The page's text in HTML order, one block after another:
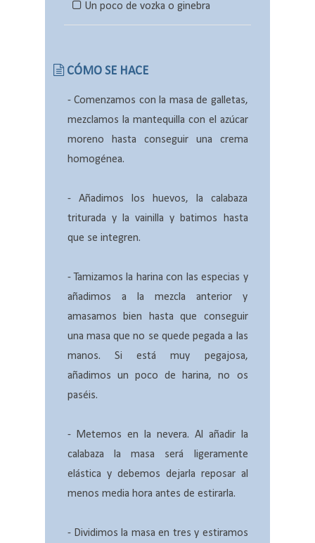
Un poco de vozka o ginebra
CÓMO SE HACE
- Comenzamos con la masa de galletas,
mezclamos la mantequilla con el azúcar
moreno hasta conseguir una crema
homogénea.
- Añadimos los huevos, la calabaza
triturada y la vainilla y batimos hasta
que se integren.
- Tamizamos la harina con las especias y
añadimos a la mezcla anterior y
amasamos bien hasta que conseguir
una masa que no se quede pegada a las
manos. Si está muy pegajosa,
añadimos un poco de harina, no os
paséis.
- Metemos en la nevera. Al añadir la
calabaza la masa será ligeramente
elástica y debemos dejarla reposar al
menos media hora antes de estirarla.
- Dividimos la masa en tres y estiramos